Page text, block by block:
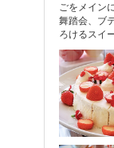
ごをメイン
舞踏会、ブ
ろけるスイ